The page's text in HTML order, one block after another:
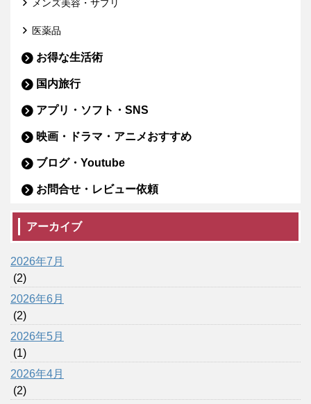
メンズ美容・サプリ
医薬品
お得な生活術
国内旅行
アプリ・ソフト・SNS
映画・ドラマ・アニメおすすめ
ブログ・Youtube
お問合せ・レビュー依頼
アーカイブ
2026年7月
(2)
2026年6月
(2)
2026年5月
(1)
2026年4月
(2)